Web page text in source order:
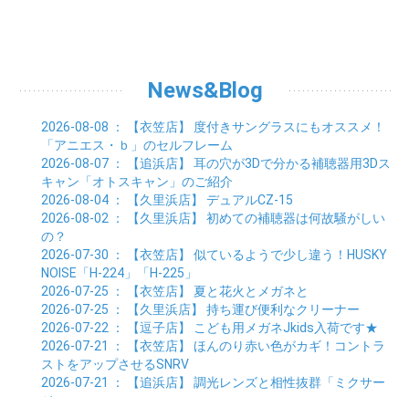
01月 (7)
02月 (3)
01月 (6)
03月 (6)
02月 (9)
01月 (11)
06月 (2)
News&Blog
2026-08-08 ： 【衣笠店】
度付きサングラスにもオススメ！
「アニエス・ｂ」のセルフレーム
2026-08-07 ： 【追浜店】 耳の穴が3Dで分かる補聴器用3Dス
キャン「オトスキャン」のご紹介
2026-08-04 ： 【久里浜店】 デュアルCZ-15
2026-08-02 ： 【久里浜店】 初めての補聴器は何故騒がしい
の？
2026-07-30 ： 【衣笠店】 似ているようで少し違う！HUSKY
NOISE「H-224」「H-225」
2026-07-25 ： 【衣笠店】 夏と花火とメガネと
2026-07-25 ： 【久里浜店】 持ち運び便利なクリーナー
2026-07-22 ： 【逗子店】
こども用メガネJkids入荷です★
2026-07-21
： 【衣笠店】 ほんのり赤い色がカギ！コントラ
ストをアップさせるSNRV
2026-07-21
： 【追浜店】 調光レンズと相性抜群「ミクサー